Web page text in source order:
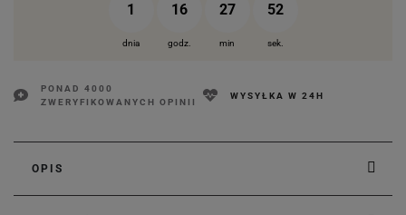
1 16 27 51
dnia godz. min sek.
PONAD 4000
ZWERYFIKOWANYCH OPINII
WYSYŁKA W 24H
OPIS